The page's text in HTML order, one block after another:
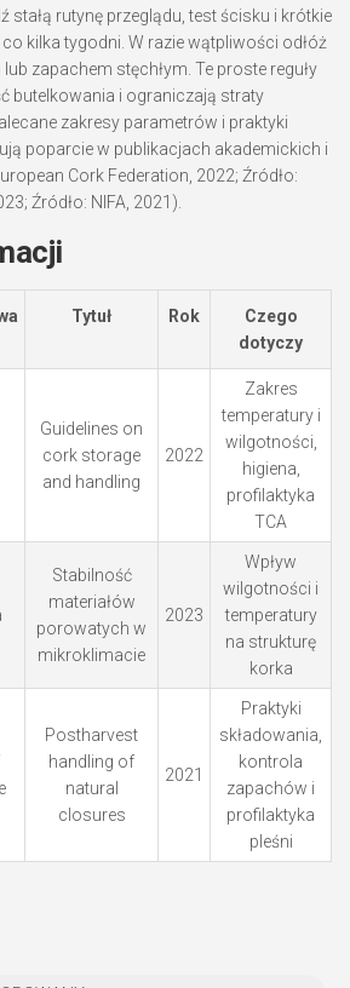
stałą rutynę przeglądu, test ścisku i krótkie
kilka tygodni. W razie wątpliwości odłóż
zapachem stęchłym. Te proste reguły
butelkowania i ograniczają straty
zakresy parametrów i praktyki
poparcie w publikacjach akademickich i
Cork Federation, 2022; Źródło:
Źródło: NIFA, 2021).
Tytuł Rok
Czego
dotyczy
Guidelines on
cork storage
and handling
2022
Zakres
temperatury i
wilgotności,
higiena,
profilaktyka
TCA
Stabilność
materiałów
porowatych w
mikroklimacie
2023
Wpływ
wilgotności i
temperatury
na strukturę
korka
Postharvest
handling of
natural
closures
2021
Praktyki
składowania,
kontrola
zapachów i
profilaktyka
pleśni